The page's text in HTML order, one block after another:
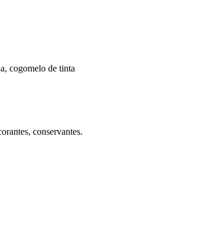
cogomelo de tinta
conservantes.